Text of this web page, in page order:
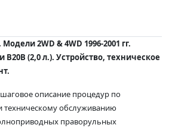
2WD & 4WD 1996-2001 гг.
B20B (2,0 л.). Устройство, техническое
описание процедур по
техническому обслуживанию
праворульных